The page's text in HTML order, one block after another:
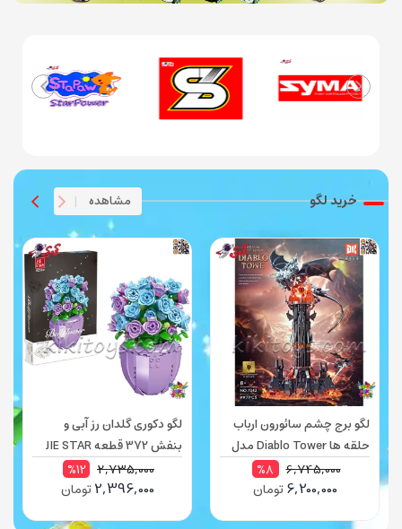
خرید لگو مشاهده |
لگو برج چشم سائورون ارباب
حلقه ها Diablo Tower مدل
7043 | لگو Lord of the Rings
چراغ‌دار
6,745,000
%8
6,200,000تومان
لگو دکوری گلدان رز آبی و
بنفش 372 قطعه JIE STAR
2,735,000
%12
2,396,000تومان